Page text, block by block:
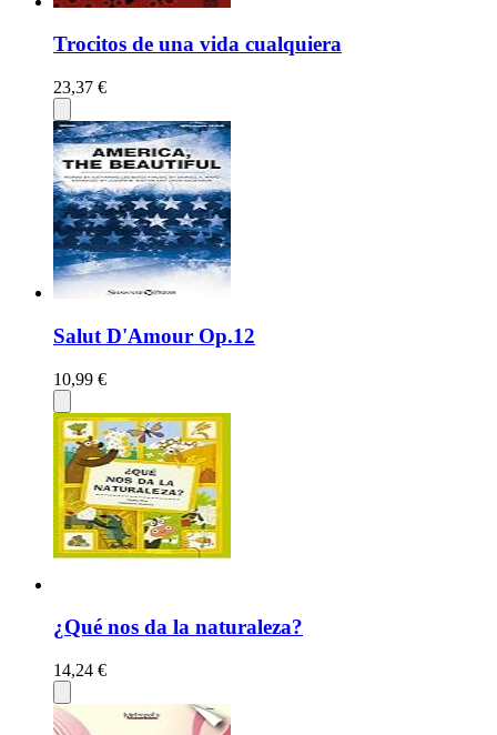
Trocitos de una vida cualquiera
23,37 €
Salut D'Amour Op.12
10,99 €
¿Qué nos da la naturaleza?
14,24 €